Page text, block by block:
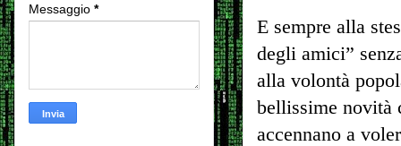
E sempre alla
degli amici”
alla volontà
bellissime novità
accennano a
Messaggio *